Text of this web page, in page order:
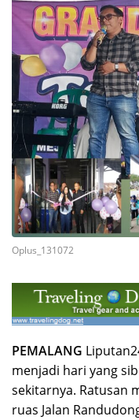
Oplus_131072
PEMALANG
menjadi hari yang
sekitarnya. Ratusan
ruas Jalan